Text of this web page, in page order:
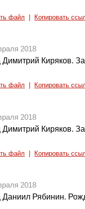
файл Копировать
2018
Димитрий Киряков.
файл Копировать
2018
Димитрий Киряков.
файл Копировать
2018
Даниил Рябинин.